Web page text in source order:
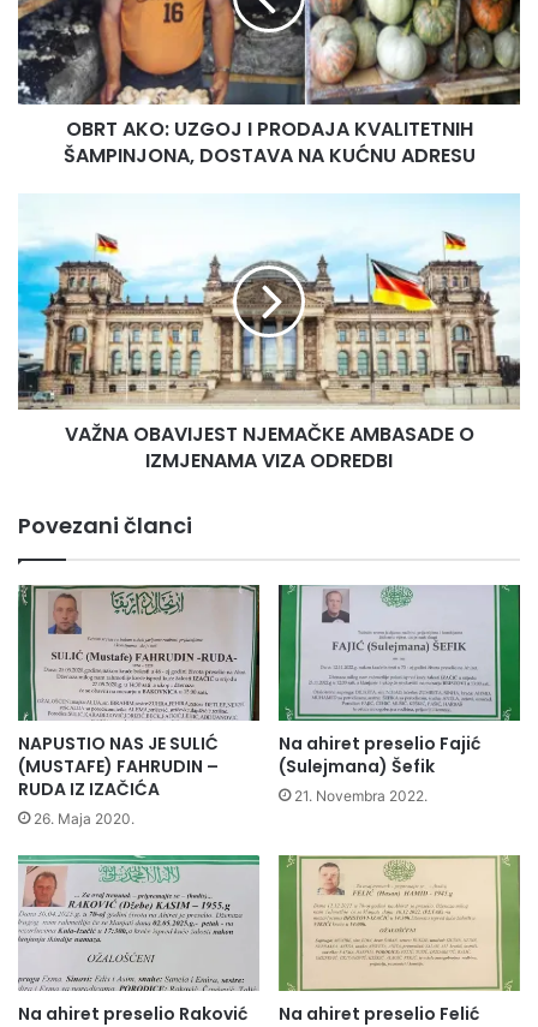
K
O
:
U
P
R
O
D
A
J
A
I
T
E
T
Š
M
P
I
J
O
N
A
D
O
OBRT AKO: UZGOJ I PRODAJA KVALITETNIH
ŠAMPINJONA, DOSTAVA NA KUĆNU ADRESU
Ž
N
A
O
B
A
V
T
N
J
E
K
E
A
M
B
S
A
D
E
I
Z
VAŽNA OBAVIJEST NJEMAČKE AMBASADE O
IZMJENAMA VIZA ODREDBI
Povezani članci
NAPUSTIO NAS JE SULIĆ
(MUSTAFE) FAHRUDIN –
RUDA IZ IZAČIĆA
26. Maja 2020.
Na ahiret preselio Fajić
(Sulejmana) Šefik
21. Novembra 2022.
Na ahiret preselio Raković
Na ahiret preselio Felić